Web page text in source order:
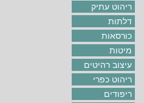
ריהוט עתיק
דלתות
כורסאות
מיטות
עיצוב רהיטים
ריהוט כפרי
ריפודים